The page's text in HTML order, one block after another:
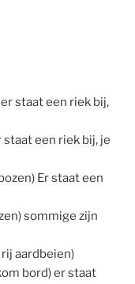
staat een riek bij,
een riek bij, je
Er staat een
sommige zijn
aardbeien)
bord) er staat